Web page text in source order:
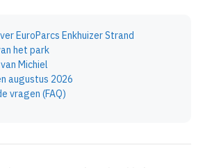
EuroParcs Enkhuizer Strand
het park
Michiel
augustus 2026
vragen (FAQ)